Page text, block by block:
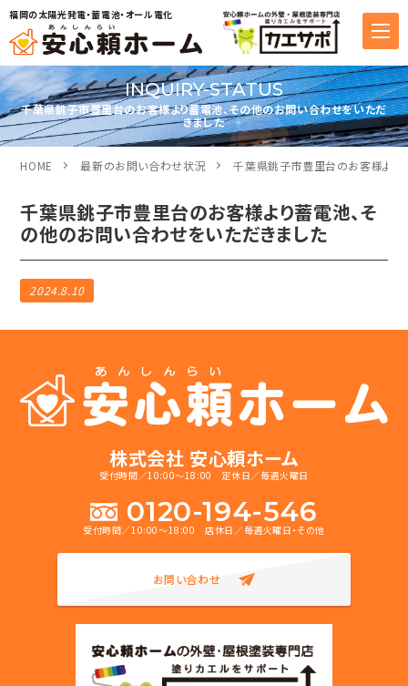
福岡の太陽光発電・蓄電池・オール電化
INQUIRY-STATUS
千葉県銚子市豊里台のお客様より蓄電池、その他のお問い合わせをいただ
きました
HOME 最新のお問い合わせ状況 千葉県銚子市豊里台のお客様より
千葉県銚子市豊里台のお客様より蓄電池、そ
の他のお問い合わせをいただきました
2024.8.10
株式会社 安心頼ホーム
受付時間／10:00～18:00 定休日／毎週火曜日
0120-194-546
受付時間／10:00～18:00 店休日／毎週火曜日・その他
お問い合わせ